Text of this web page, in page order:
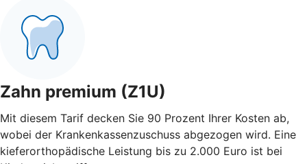
Zahn premium (Z1U)
Mit diesem Tarif decken Sie 90 Prozent Ihrer Kosten ab,
wobei der Krankenkassenzuschuss abgezogen wird. Eine
kieferorthopädische Leistung bis zu 2.000 Euro ist bei